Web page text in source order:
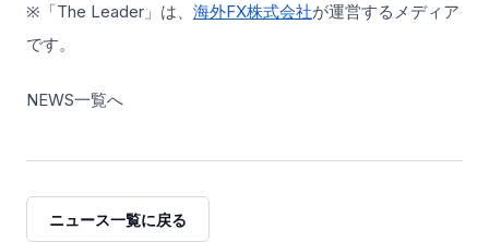
※「The Leader」は、 海外FX株式会社が運営するメディア
です。
NEWS一覧へ
ニュース一覧に戻る